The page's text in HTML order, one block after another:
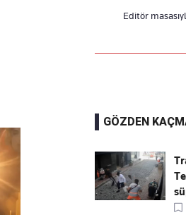
Editör
GÖZDEN